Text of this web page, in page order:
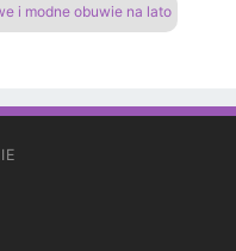
i modne obuwie na lato